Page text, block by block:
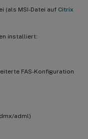
(als MSI-Datei auf Citrix
installiert:
FAS-Konfiguration
adml)